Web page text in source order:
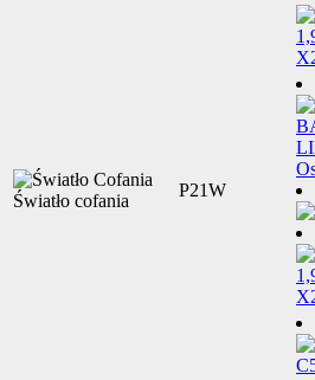
Światło cofania
P21W